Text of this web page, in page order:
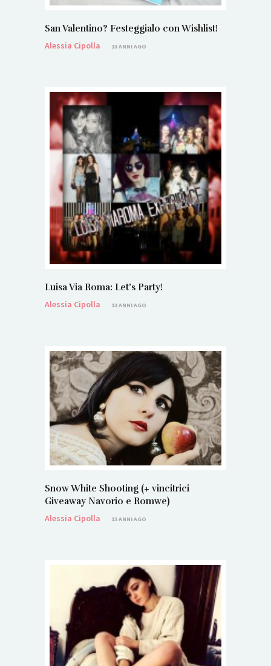
San Valentino? Festeggialo con Wishlist!
Alessia Cipolla
13 ANNI AGO
Luisa Via Roma: Let’s Party!
Alessia Cipolla
13 ANNI AGO
Snow White Shooting (+ vincitrici
Giveaway Navorio e Romwe)
Alessia Cipolla
13 ANNI AGO